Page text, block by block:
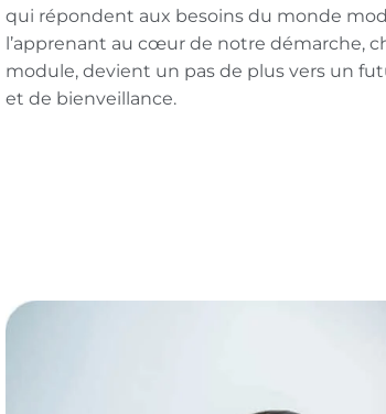
qui répondent aux besoins du monde
l’apprenant au cœur de notre démarche,
module, devient un pas de plus vers un
et de bienveillance.